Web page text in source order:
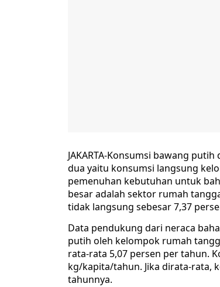
JAKARTA-Konsumsi bawang
dua yaitu konsumsi langsung
pemenuhan kebutuhan untuk
besar adalah sektor rumah
tidak langsung sebesar 7,37
Data pendukung dari neraca
putih oleh kelompok rumah
rata-rata 5,07 persen per tahun.
kg/kapita/tahun. Jika dirata-rata,
tahunnya.